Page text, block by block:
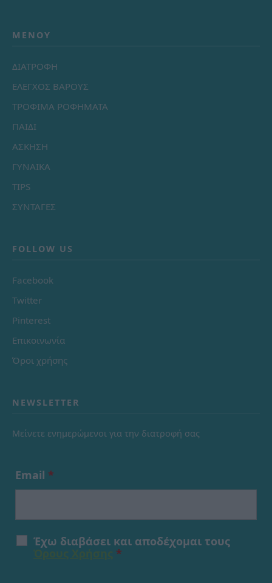
ΜΕΝΟΎ
ΔΙΑΤΡΟΦΗ
ΕΛΕΓΧΟΣ ΒΑΡΟΥΣ
ΤΡΟΦΙΜΑ ΡΟΦΗΜΑΤΑ
ΠΑΙΔΙ
ΑΣΚΗΣΗ
ΓΥΝΑΙΚΑ
TIPS
ΣΥΝΤΑΓΕΣ
FOLLOW US
Facebook
Twitter
Pinterest
Επικοινωνία
Όροι χρήσης
NEWSLETTER
Μείνετε ενημερώμενοι για την διατροφή σας
Email *
Έχω διαβάσει και αποδέχομαι τους
*